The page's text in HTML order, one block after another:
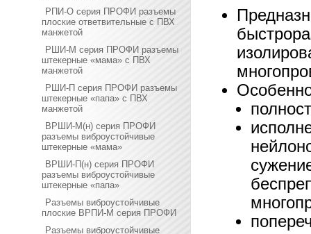
РПИ-О серия ПРОФИ разъемы
плоские ответвительные с ПВХ
манжетой
РШИ-М серия ПРОФИ разъемы
штекерные «мама» с ПВХ
манжетой
РШИ-П серия ПРОФИ разъемы
штекерные «папа» с ПВХ
манжетой
ВРШИ-М(н) серия ПРОФИ
разъемы виброустойчивые
штекерные «мама»
ВРШИ-П(н) серия ПРОФИ
разъемы виброустойчивые
штекерные «папа»
Разъемы виброустойчивые
плоские ВРПИ-М серия ПРОФИ
Разъемы виброустойчивые